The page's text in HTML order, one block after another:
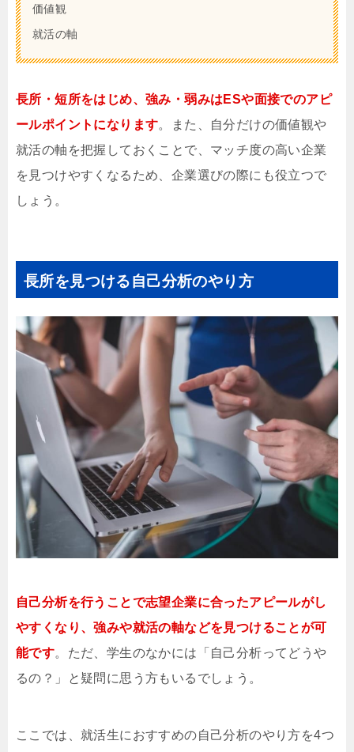
価値観
就活の軸
長所・短所をはじめ、強み・弱みはESや面接でのアピ
ールポイントになります。また、自分だけの価値観や
就活の軸を把握しておくことで、マッチ度の高い企業
を見つけやすくなるため、企業選びの際にも役立つで
しょう。
長所を見つける自己分析のやり方
自己分析を行うことで志望企業に合ったアピールがし
やすくなり、強みや就活の軸などを見つけることが可
能です。ただ、学生のなかには「自己分析ってどうや
るの？」と疑問に思う方もいるでしょう。
ここでは、就活生におすすめの自己分析のやり方を4つ